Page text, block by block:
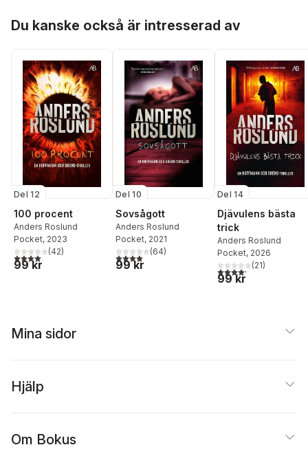
Du kanske också är intresserad av
Del 12
100 procent
Anders Roslund
Pocket, 2023
4,0utav 5 stjärnor. Totalt antal röster:
(42)
99 kr
Del 10
Sovsågott
Anders Roslund
Pocket, 2021
4,0utav 5 stjärnor. Totalt antal röster:
(64)
99 kr
Del 14
Djävulens bästa
trick
Anders Roslund
Pocket, 2026
4,2utav 5 stjärnor.
(21)
99 kr
Mina sidor
Hjälp
Om Bokus